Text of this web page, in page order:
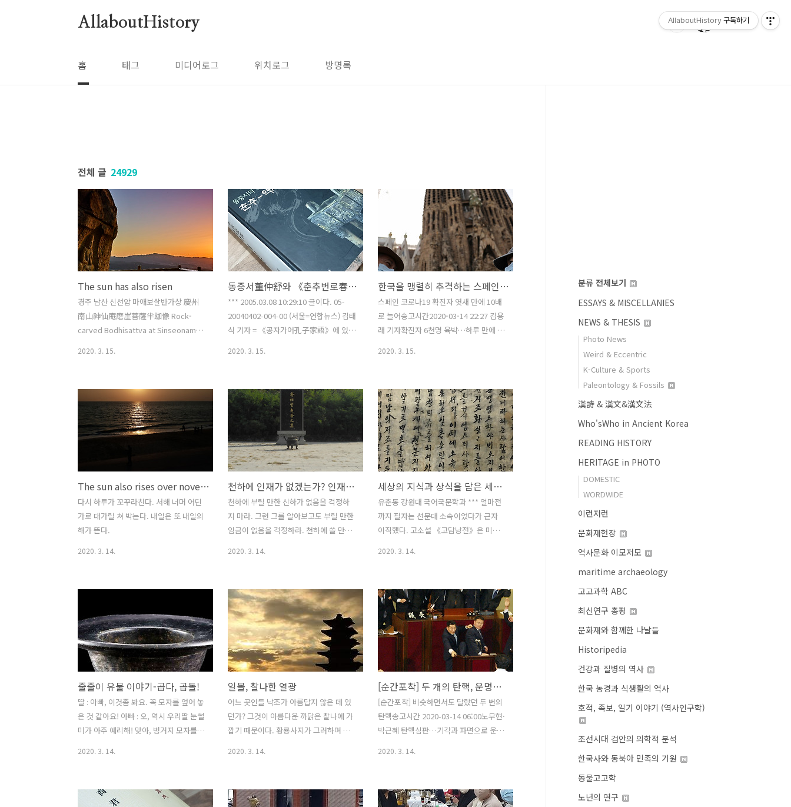
AllaboutHistory
홈 태그 미디어로그 위치로그 방명록
전체 글 24929
The sun has also risen
경주 남산 신선암 마애보살반가상 慶州
南山神仙庵磨崖菩薩半跏像 Rock-
carved Bodhisattva at Sinseonam
2020. 3. 15.
동중서董仲舒와 《춘추번로春秋繁露》가 꿈꾼 중화주의
*** 2005.03.08 10:29:10 글이다. 05-
20040402-004-00 (서울=연합뉴스) 김태
식 기자 = 《공자가어孔子家語》에 있는
력난신怪力亂神을 말하지 않는다고 했
고, 이 세상 삶도 잘 모르는데 저쪽(죽음
뒤의 세계)을 어찌 알겠느냐고 제자들을
질타했다. 맹자 또한 천天·지地·인人 중
에서도 人을 가장 앞세우고 天을 꼴찌로
돌렸다. 순자는 아예 天과 저승 세계에 대
한 죽음을 선언한다. "기우제를 지내서 비
가 오는 것은 기우제를 지내지 않아도 비
가 오는 것이랑 마찬가지다"고 갈파한다.
한데 이들 선배를 우습게 만드는 '반역
자'가 출현하니 한漢 건국 직후 어느 무렵
2020. 3. 15.
한국을 맹렬히 추격하는 스페인 티키타카 코로나바이러스
스페인 코로나19 확진자 엿새 만에 10배
로 늘어송고시간2020-03-14 22:27 김용
래 기자확진자 6천명 육박…하루 만에 1
이란에도 밀리더니, 이젠 스페인 티키타
카에도 자리를 내어줘야 할 판국인가 보
다. 맹렬한 기세로 스페인이 한국을 추격
중이다. 현지시각 14일 기준 스페인 전역
에 걸친 코로나19 확진자가 5천753명으
로 하루 전보다 1천500명 이상이 늘었다
고 하며 누적 사망자는 136명이라니, 사
망자는 이미 훌쩍 한국을 뛰어넘었다. 시
간문제라고 본다. 미국도 난리가 난 모양
인데, 미국이 상대적으로 안전했다고 보
지 않는다. 검사를 안했을 뿐이지, 저 나라
2020. 3. 15.
The sun also rises over novel coronavirus
다시 하루가 꼬꾸라친다. 서해 너머 어딘
가로 대가릴 쳐 박는다. 내일은 또 내일의
해가 뜬다.
2020. 3. 14.
천하에 인재가 없겠는가? 인재를 알아보는 이가 없을 뿐
천하에 부릴 만한 신하가 없음을 걱정하
지 마라. 그런 그를 알아보고도 부릴 만한
임금이 없음을 걱정하라. 천하에 쓸 만한
君以使之: 天下不患無財, 患無人以分
之 《관자管子》 목민牧民 편에 보이는
말이다.
2020. 3. 14.
세상의 지식과 상식을 담은 세책본 《고담낭전》
유춘동 강원대 국어국문학과 *** 얼마전
까지 필자는 선문대 소속이었다가 근자
이직했다. 고소설 《고담낭전》은 미천
마침내 소년이 승리한다는 내용을 담은
작품이다. 이본에 따라서 이후에 큰 상이
나 관직을 받거나 태수의 딸과 혼인하는
내용이 더 기재된 것도 있다. 고소설에서
이처럼 어른과 어린이의 대결, 어린이의
승리로 끝나는 작품은 《공부자동자문답
公夫子童子問答》이 있다. 두 작품은 고
소설사에서 매우 이례적인 작품으로 평가
받아 그동안 이 작품의 형성 과정, 구조와
의미, 문체적 특징 등을 구명究明하는 노
력들이 이어져왔다. 하지만 속시원히 이
견되..
2020. 3. 14.
줄줄이 유물 이야기-곱다, 곱돌!
딸 : 아빠, 이것좀 봐요. 꼭 모자를 엎어 놓
은 것 같아요! 아빠 : 오, 역시 우리딸 눈썰
미가 아주 예리해! 맞아, 벙거지 모자를 뒤
보니 냄비?? 아빠 : 딩동뎅~~! 전골을 끓일
때 사용하던 냄비란다. 움푹 파인 저 안에
2020. 3. 14.
일몰, 찰나한 열광
어느 곳인들 낙조가 아름답지 않은 데 있
던가? 그것이 아름다운 까닭은 찰나에 가
깝기 때문이다. 황룡사지가 그러하며 이
2020. 3. 14.
[순간포착] 두 개의 탄핵, 운명을 가른 두 개의 결정
[순간포착] 비슷하면서도 달랐던 두 번의
탄핵송고시간 2020-03-14 06:00노무현·
박근혜 탄핵심판…기각과 파면으로 운명
사성, 둘째는 캘린더 이 정도다. 아무래도
지금 대한민국은 신종코로나바이러스 사
2020. 3. 14.
분류 전체보기
ESSAYS & MISCELLANIES
NEWS & THESIS
Photo News
Weird & Eccentric
K-Culture & Sports
Paleontology & Fossils
漢詩 & 漢文&漢文法
Who'sWho in Ancient Korea
READING HISTORY
HERITAGE in PHOTO
DOMESTIC
WORDWIDE
이런저런
문화재현장
역사문화 이모저모
maritime archaeology
고고과학 ABC
최신연구 총평
문화재와 함께한 나날들
Historipedia
건강과 질병의 역사
한국 농경과 식생활의 역사
호적, 족보, 일기 이야기 (역사인구학)
조선시대 검안의 의학적 분석
한국사와 동북아 민족의 기원
동물고고학
노년의 연구
AllaboutHistory 구독하기